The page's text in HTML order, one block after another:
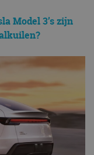
Model 3’s zijn